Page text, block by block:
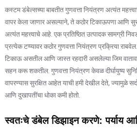
कस्टम डंबेल्सच्या बाबतीत गुणवत्ता नियंत्रण अत्यंत
वापर केला जाणार असल्याने, ते कठोर टिकाऊपणा आणि
अत्यंत महत्त्वाचे आहे. एक प्रतिष्ठित उत्पादक सामग्री
प्रत्येक टप्प्यावर कठोर गुणवत्ता नियंत्रण प्रक्रिया
टिकाऊ असतील आणि जास्त रहदारी असलेल्या जिम
सहन करू शकतील. गुणवत्ता नियंत्रण केवळ दीर्घायुष्य
वापरण्यास सुरक्षित आहेत याची हमी देखील देते, ज्यामुळे
आणि दुखापतींचा धोका कमी होतो.
स्वतःचे डंबेल डिझाइन करणे: पर्याय